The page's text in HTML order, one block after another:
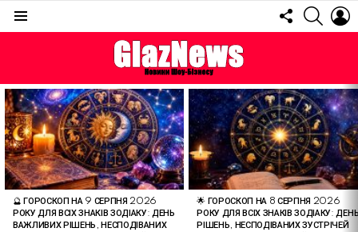
FOLLOW
US
ОСТАННІ
СТАТТІ
🔮 ГОРОСКОП НА 9 СЕРПНЯ 2026
РОКУ ДЛЯ ВСІХ ЗНАКІВ ЗОДІАКУ: ДЕНЬ
ВАЖЛИВИХ РІШЕНЬ, НЕСПОДІВАНИХ
🌟 ГОРОСКОП НА 8 СЕРПНЯ 2026
РОКУ ДЛЯ ВСІХ ЗНАКІВ ЗОДІАКУ:
РІШЕНЬ, НЕСПОДІВАНИХ ЗУСТРІЧЕЙ